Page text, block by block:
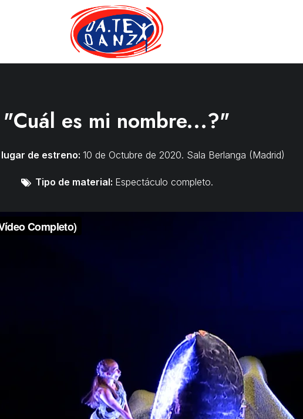
"Cuál es mi nombre...?"
lugar de estreno: 10 de Octubre de 2020. Sala Berlanga (Madrid)
Tipo de material: Espectáculo completo.